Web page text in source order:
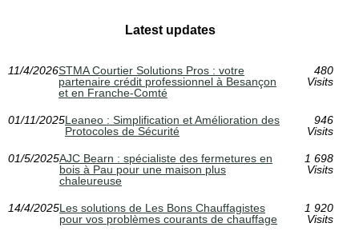
Latest updates
11/4/2026STMA Courtier Solutions Pros : votre
partenaire crédit professionnel à Besançon
et en Franche-Comté
480
Visits
01/11/2025Leaneo : Simplification et Amélioration des
Protocoles de Sécurité
946
Visits
01/5/2025AJC Bearn : spécialiste des fermetures en
bois à Pau pour une maison plus
chaleureuse
1 698
Visits
14/4/2025Les solutions de Les Bons Chauffagistes
pour vos problèmes courants de chauffage
1 920
Visits